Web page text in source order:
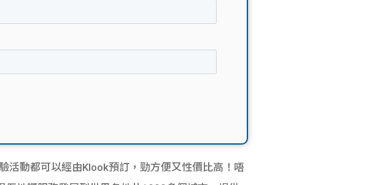
活動都可以經由Klook預訂，勁方便又性價比高！唔